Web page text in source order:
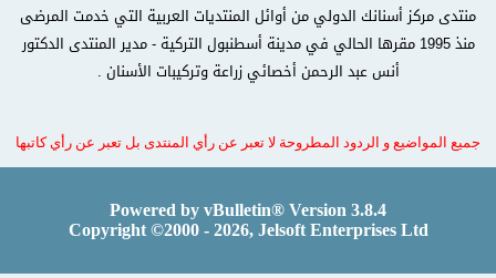
منتدى مركز أسنانك الدولي من أوائل المنتديات العربية التي خدمت المرضى
منذ 1995 مقرها الحالي في مدينة أسطنبول التركية - مدير المنتدى الدكتور
أنس عبد الرحمن أخصائي زراعة وتركيبات الأسنان .
جميع المواضيع و الردود المطروحة لا تعبر عن رأي المنتدى بل تعبر عن رأي كاتبها
Powered by vBulletin® Version 3.8.4
Copyright ©2000 - 2026, Jelsoft Enterprises Ltd